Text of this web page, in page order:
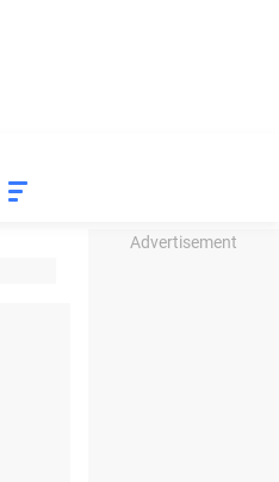
Advertisement